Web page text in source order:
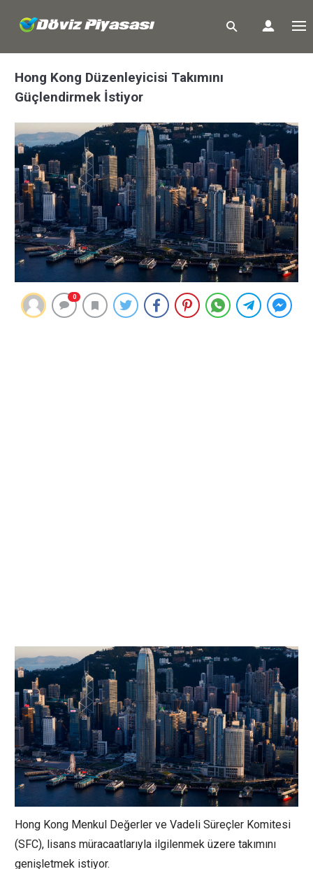
Hong Kong Düzenleyicisi Takımını
Güçlendirmek İstiyor
0
Hong Kong Menkul Değerler ve Vadeli Süreçler Komitesi
(SFC), lisans müracaatlarıyla ilgilenmek üzere takımını
genişletmek istiyor.